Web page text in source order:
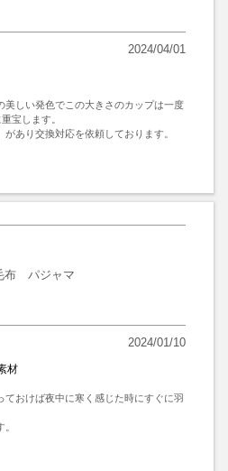
2024/04/01
美しい発色でこの大きさのカップは一度
宝します。
あり交換対応を依頼しております。
布 パジャマ
2024/01/10
材
ておけば夜中に寒く感じた時にすぐに羽